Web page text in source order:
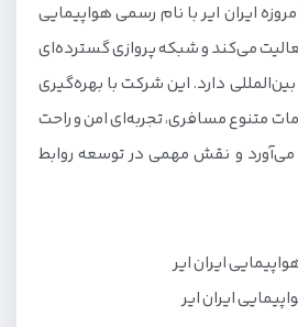
ایران ایر با نام رسمی هواپیمایی
می‌کند و شبکه پروازی گسترده‌ای
دارد. این شرکت با بهره‌گیری
متنوع مسافری، تجربه‌ای امن و راحت
می‌آورد و نقش مهمی در توسعه روابط
ایران ایر